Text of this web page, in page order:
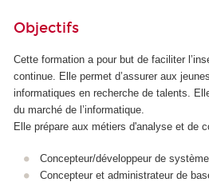
Objectifs
Cette formation a pour but de faciliter
continue. Elle permet d’assurer aux
informatiques en recherche de talents.
du marché de l’informatique.
Elle prépare aux métiers d'analyse et de
Concepteur/développeur de
Concepteur et administrateur de